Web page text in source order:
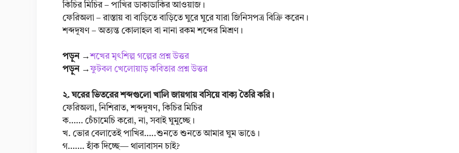
কিচির মিচির – পাখির ডাকাডাকির আওয়াজ।
ফেরিঅলা – রাস্তায় বা বাড়িতে বাড়িতে ঘুরে ঘুরে যারা জিনিসপত্র বিক্রি করেন।
শব্দদূষণ – অত্যন্ত কোলাহল বা নানা রকম শব্দের মিশ্রণ।
পড়ুন →শখের মৃৎশিল্প গল্পের প্রশ্ন উত্তর
পড়ুন →ফুটবল খেলোয়াড় কবিতার প্রশ্ন উত্তর
২. ঘরের ভিতরের শব্দগুলো খালি জায়গায় বসিয়ে বাক্য তৈরি করি।
ফেরিঅলা, নিশিরাত, শব্দদূষণ, কিচির মিচির
ক…… চেঁচামেচি করো, না, সবাই ঘুমুচ্ছে।
খ. ভোর বেলাতেই পাখির…..শুনতে শুনতে আমার ঘুম ভাঙে।
গ……. হাঁক দিচ্ছে— থালাবাসন চাই?